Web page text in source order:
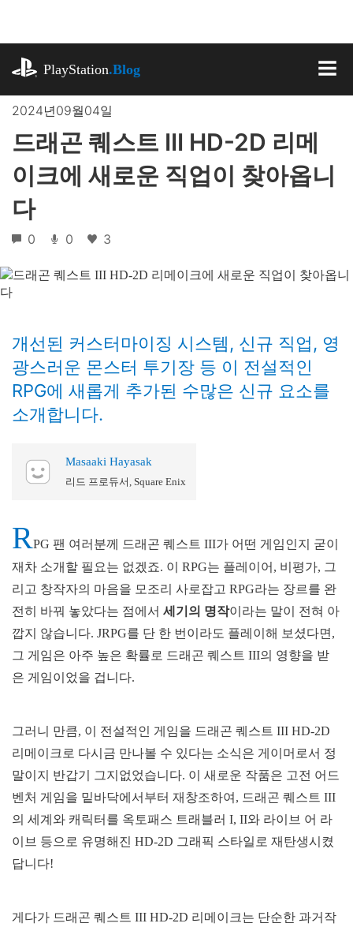
로
뛰
PlayStation.Blog
2024년09월04일
드래곤 퀘스트 III HD-2D 리메
이크에 새로운 직업이 찾아옵니
다
0 0 3
개선된 커스터마이징 시스템, 신규 직업, 영
광스러운 몬스터 투기장 등 이 전설적인
RPG에 새롭게 추가된 수많은 신규 요소를
소개합니다.
Masaaki Hayasak
리드 프로듀서, Square Enix
RPG 팬 여러분께 드래곤 퀘스트 III가 어떤 게임인지 굳이
재차 소개할 필요는 없겠죠. 이 RPG는 플레이어, 비평가, 그
리고 창작자의 마음을 모조리 사로잡고 RPG라는 장르를 완
전히 바꿔 놓았다는 점에서 세기의 명작이라는 말이 전혀 아
깝지 않습니다. JRPG를 단 한 번이라도 플레이해 보셨다면,
그 게임은 아주 높은 확률로 드래곤 퀘스트 III의 영향을 받
은 게임이었을 겁니다.
그러니 만큼, 이 전설적인 게임을 드래곤 퀘스트 III HD-2D
리메이크로 다시금 만나볼 수 있다는 소식은 게이머로서 정
말이지 반갑기 그지없었습니다. 이 새로운 작품은 고전 어드
벤처 게임을 밑바닥에서부터 재창조하여, 드래곤 퀘스트 III
의 세계와 캐릭터를 옥토패스 트래블러 I, II와 라이브 어 라
이브 등으로 유명해진 HD-2D 그래픽 스타일로 재탄생시켰
답니다!
게다가 드래곤 퀘스트 III HD-2D 리메이크는 단순한 과거작